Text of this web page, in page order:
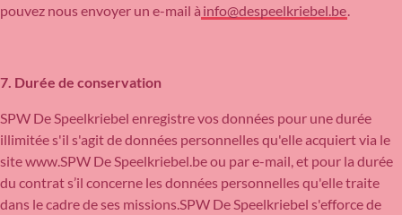
pouvez nous envoyer un e-mail à info@despeelkriebel.be.
7. Durée de conservation
SPW De Speelkriebel enregistre vos données pour une durée
illimitée s'il s'agit de données personnelles qu'elle acquiert via le
site www.SPW De Speelkriebel.be ou par e-mail, et pour la durée
du contrat s’il concerne les données personnelles qu'elle traite
dans le cadre de ses missions.SPW De Speelkriebel s'efforce de